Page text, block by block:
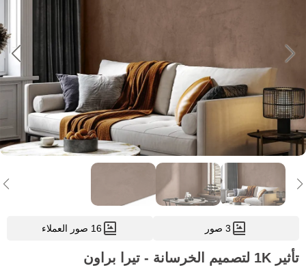
3 صور 16 صور العملاء
تأثير 1K لتصميم الخرسانة - تيرا براون